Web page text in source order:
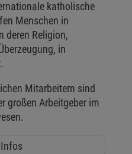
katholische
Menschen in
deren Religion,
in
Mitarbeitern sind
großen Arbeitgeber im